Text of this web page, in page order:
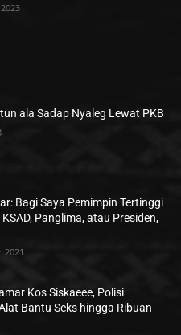
ala Sadap Nyaleg Lewat PKB
Bagi Saya Pemimpin Tertinggi
Panglima, atau Presiden,
2021
Kos Siskaeee, Polisi
Bantu Seks hingga Ribuan